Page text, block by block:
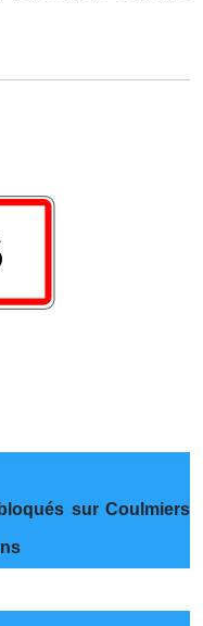
sur Coulmiers